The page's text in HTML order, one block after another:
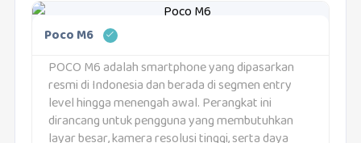
Poco M6
POCO M6 adalah smartphone yang dipasarkan
resmi di Indonesia dan berada di segmen entry
level hingga menengah awal. Perangkat ini
dirancang untuk pengguna yang membutuhkan